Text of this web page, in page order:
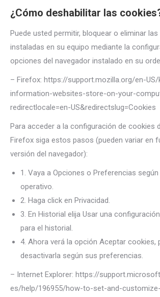
¿Cómo deshabilitar las
Puede usted permitir, bloquear o eliminar
instaladas en su equipo mediante la
opciones del navegador instalado en su
– Firefox: https://support.mozilla.org/en-
information-websites-store-on-your-
redirectlocale=en-US&redirectslug=Cookies
Para acceder a la configuración de cookies
Firefox siga estos pasos (pueden variar en
versión del navegador):
1. Vaya a Opciones o Preferencias
operativo.
2. Haga click en Privacidad.
3. En Historial elija Usar una
para el historial.
4. Ahora verá la opción Aceptar cookies,
desactivarla según sus preferencias.
– Internet Explorer: https://
es/help/196955/how-to-set-and-